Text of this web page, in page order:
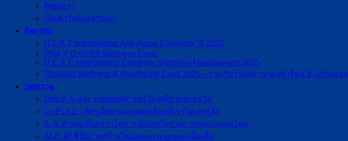
ติดต่อเรา
เป็นพาร์ทเนอร์กับเรา
กิจกรรม
H.E.A.T International Anti-Aging Congress” ปี 2023
PNA X D AURA Wellness Clinic
H.E.A.T. International Congress Wellness Management 2025
Thailand Wellness & Healthcare Expo 2025 – ร่วมกับโรงพยาบาลจุฬารัตน์ 9 แอร์พอร์ต
บทความ
DHEA-S และ Longevity: ฮอร์โมนที่ช่วยชะลอวัย
Lp-PLA2 – ศัตรูเงียบของหลอดเลือดที่เราไม่เคยรู้จัก
IL-6: ตัวเลขที่บอกว่าไฟการอักเสบในร่างกายคุณแรงแค่ไหน
ALP: ตัวชี้วัดการสร้างใหม่ของกระดูกและเนื้อเยื่อ